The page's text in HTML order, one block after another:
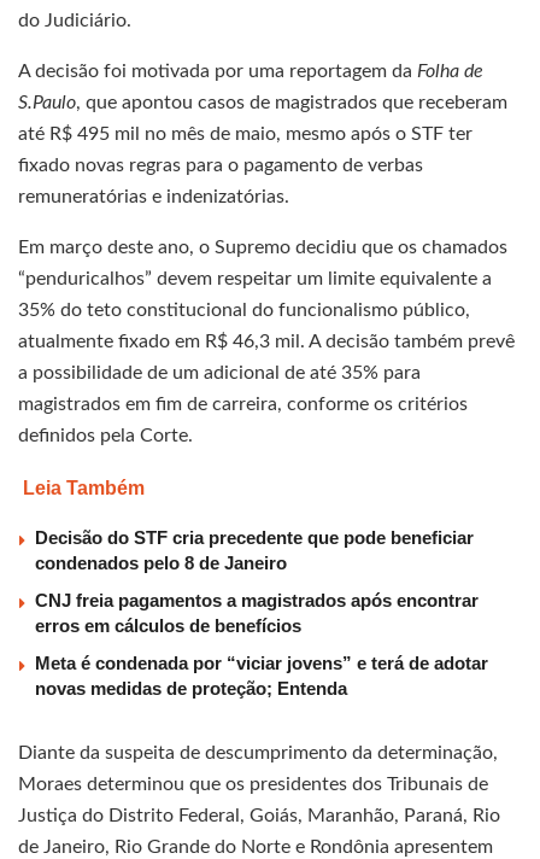
do Judiciário.
A decisão foi motivada por uma reportagem da Folha de
S.Paulo, que apontou casos de magistrados que receberam
até R$ 495 mil no mês de maio, mesmo após o STF ter
fixado novas regras para o pagamento de verbas
remuneratórias e indenizatórias.
Em março deste ano, o Supremo decidiu que os chamados
“penduricalhos” devem respeitar um limite equivalente a
35% do teto constitucional do funcionalismo público,
atualmente fixado em R$ 46,3 mil. A decisão também prevê
a possibilidade de um adicional de até 35% para
magistrados em fim de carreira, conforme os critérios
definidos pela Corte.
Leia Também
Decisão do STF cria precedente que pode beneficiar
condenados pelo 8 de Janeiro
CNJ freia pagamentos a magistrados após encontrar
erros em cálculos de benefícios
Meta é condenada por “viciar jovens” e terá de adotar
novas medidas de proteção; Entenda
Diante da suspeita de descumprimento da determinação,
Moraes determinou que os presidentes dos Tribunais de
Justiça do Distrito Federal, Goiás, Maranhão, Paraná, Rio
de Janeiro, Rio Grande do Norte e Rondônia apresentem